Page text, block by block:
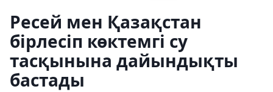
Ресей мен Қазақстан
бірлесіп көктемгі су
тасқынына дайындықты
бастады